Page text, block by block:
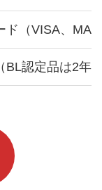
ド（VISA、
BL認定品は2年